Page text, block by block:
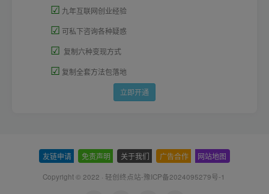
☑ 九年互联网创业经验
☑ 可私下咨询各种疑惑
☑ 复制六种变现方式
☑ 复制全套方法包落地
立即开通
友链申请 免责声明 关于我们 广告合作 网站地图
Copyright © 2022 · 轻创终点站-豫ICP备2024095279号-1